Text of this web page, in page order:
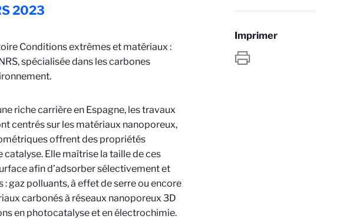
2023
Conditions extrêmes et matériaux :
, spécialisée dans les carbones
riche carrière en Espagne, les travaux
centrés sur les matériaux nanoporeux,
offrent des propriétés
Elle maîtrise la taille de ces
afin d’adsorber sélectivement et
gaz polluants, à effet de serre ou encore
carbonés à réseaux nanoporeux 3D
en photocatalyse et en électrochimie.
Imprimer